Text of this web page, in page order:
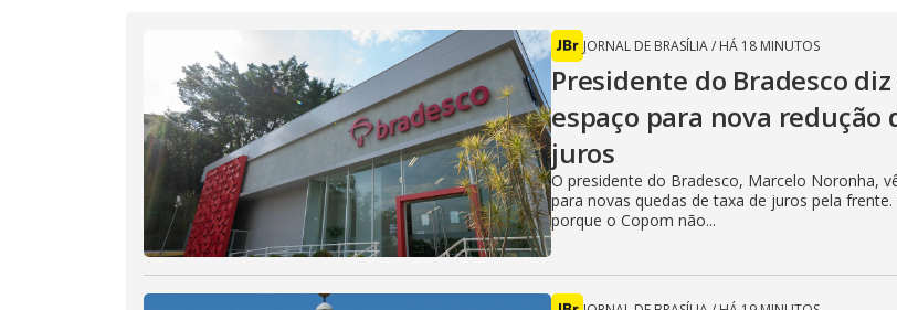
JORNAL DE BRASÍLIA/ HÁ 18 MINUTOS
Presidente do Bradesco
espaço para nova redução
juros
O presidente do Bradesco, Marcelo Noronha,
para novas quedas de taxa de juros pela
porque o Copom não...